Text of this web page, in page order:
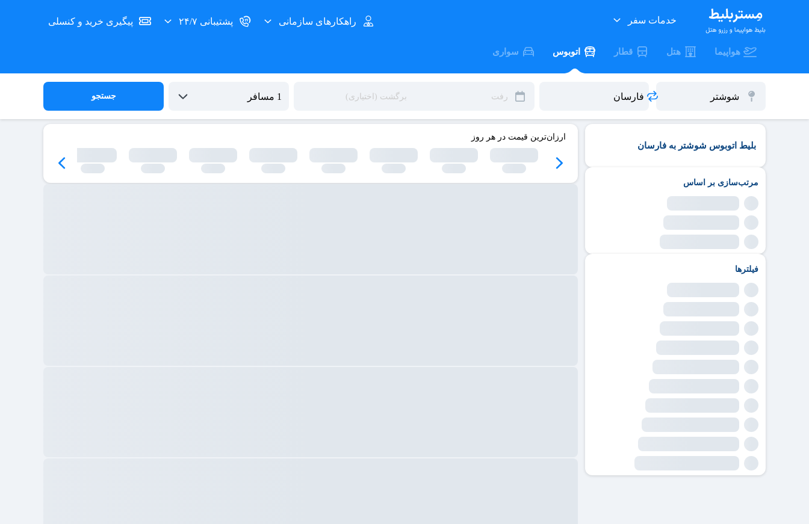
خدمات سفر راهکارهای سازمانی پشتیبانی ۲۴/۷ پیگیری خرید و کنسلی
هواپیما هتل قطار اتوبوس سواری
جستجو
بلیط اتوبوس شوشتر به فارسان
مرتب‌سازی بر اساس
فیلترها
ارزان‌ترین قیمت در هر روز